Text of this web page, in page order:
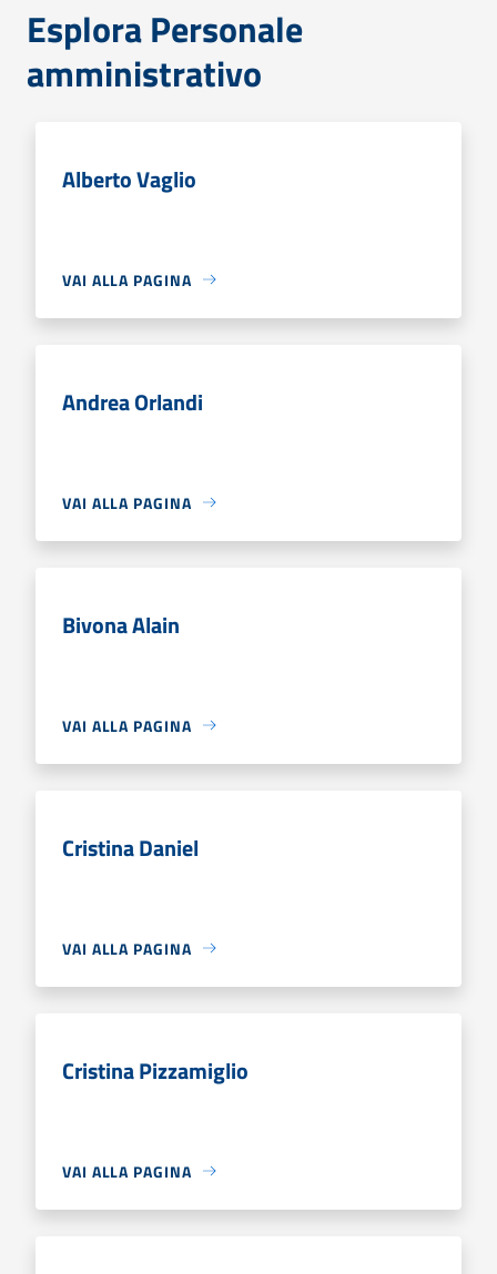
Esplora Personale
amministrativo
Alberto Vaglio
VAI ALLA PAGINA
Andrea Orlandi
VAI ALLA PAGINA
Bivona Alain
VAI ALLA PAGINA
Cristina Daniel
VAI ALLA PAGINA
Cristina Pizzamiglio
VAI ALLA PAGINA